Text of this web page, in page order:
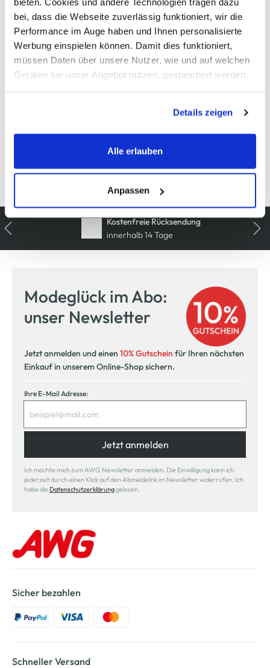
bei, dass die Webseite zuverlässig funktioniert, wir die
Performance im Auge haben und Ihnen personalisierte
Werbung einspielen können. Damit dies funktioniert,
müssen Daten über unsere Nutzer, wie und auf welchen
Geräten sie unser Angebot nutzen, gespeichert werden.
werden, werden bei der Nutzung der Webseite auf jeden
Fall gesetzt. Cookies von Drittanbietern für Analyse- oder
Trackingzwecke werden nur dann aktiviert, wenn Sie das
erlauben" bzw. "Alle erlauben" klicken. Mehr dazu
(einschließlich der Möglichkeit, die Einwilligungserklärung
zu ändern oder zu widerrufen) erfahren Sie in unserem
Cookie-Hinweisbzw. derDatenschutzerklärung.
Details zeigen
Alle erlauben
Anpassen
909727-013139-1
Material
Details zur Produktsicherheit anzeigen
Kostenfreie Rücksendung
innerhalb 14 Tage
Modeglück im Abo:
unser Newsletter
Jetzt anmelden und einen 10% Gutschein für Ihren nächsten
Einkauf in unserem Online-Shop sichern.
Ihre E-Mail Adresse:
Jetzt anmelden
Ich möchte mich zum AWG Newsletter anmelden. Die Einwilligung kann ich
jederzeit durch einen Klick auf den Abmeldelink im Newsletter widerrufen. Ich
habe die Datenschutzerklärunggelesen.
Sicher bezahlen
Schneller Versand